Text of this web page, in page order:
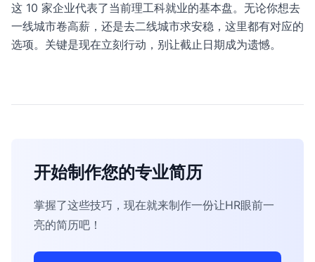
这 10 家企业代表了当前理工科就业的基本盘。无论你想去
一线城市卷高薪，还是去二线城市求安稳，这里都有对应的
选项。关键是现在立刻行动，别让截止日期成为遗憾。
开始制作您的专业简历
掌握了这些技巧，现在就来制作一份让HR眼前一
亮的简历吧！